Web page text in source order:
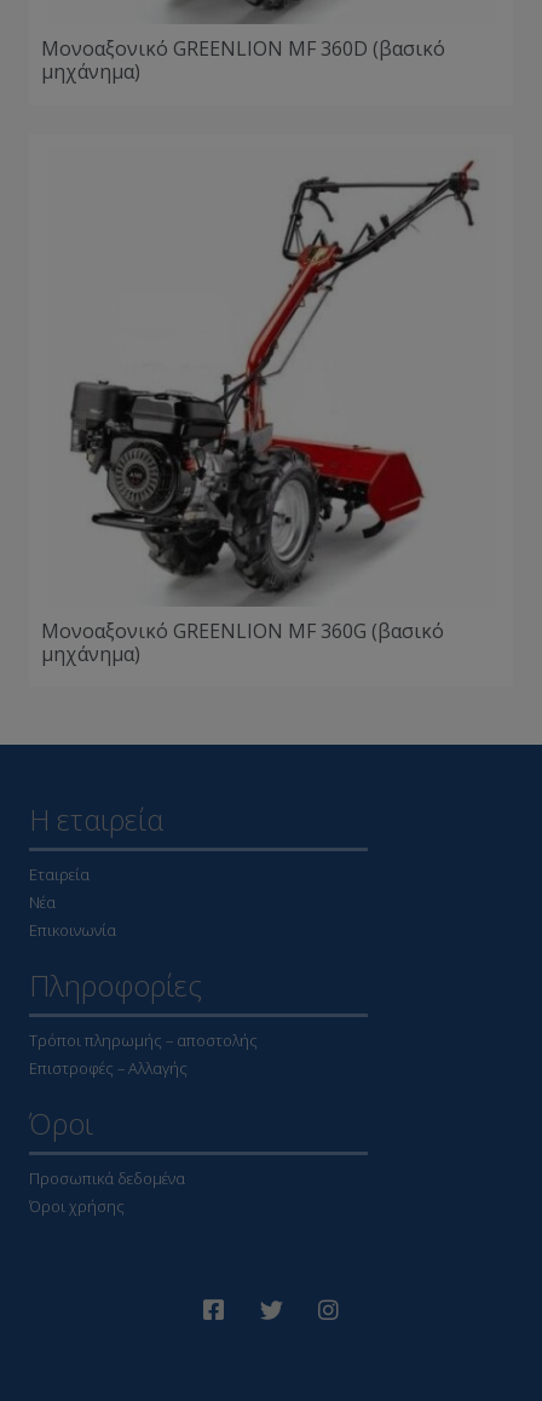
Μονοαξονικό GREENLION ΜF 360D (βασικό
μηχάνημα)
Μονοαξονικό GREENLION MF 360G (βασικό
μηχάνημα)
Η εταιρεία
Εταιρεία
Νέα
Επικοινωνία
Πληροφορίες
Τρόποι πληρωμής – αποστολής
Επιστροφές – Αλλαγής
Όροι
Προσωπικά δεδομένα
Όροι χρήσης